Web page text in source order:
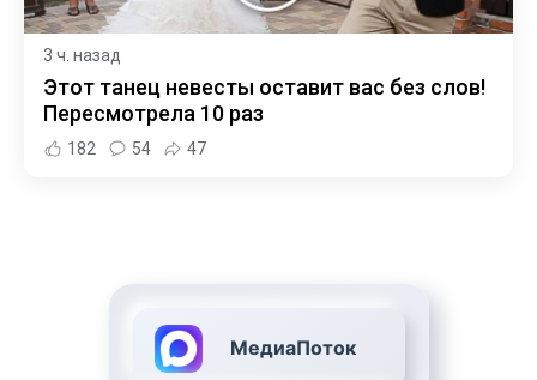
3 ч. назад
Этот танец невесты оставит вас без слов!
Пересмотрела 10 раз
182 54 47
МедиаПоток